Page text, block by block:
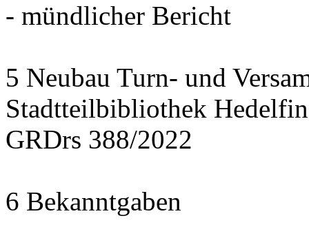
- mündlicher Bericht
5 Neubau Turn- und
Stadtteilbibliothek
GRDrs 388/2022
6 Bekanntgaben